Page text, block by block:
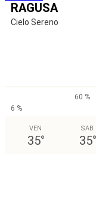
RAGUSA
Cielo Sereno
60 %
6 %
VEN
35°
SAB
35°